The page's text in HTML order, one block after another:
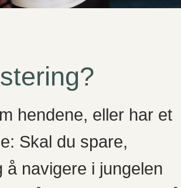
hendene, eller har et
Skal du spare,
å navigere i jungelen